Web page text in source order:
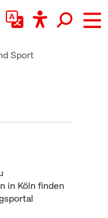
Sport
in Köln finden